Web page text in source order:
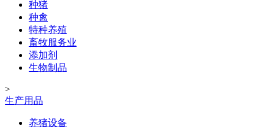
种猪
种禽
特种养殖
畜牧服务业
添加剂
生物制品
>
生产用品
养猪设备